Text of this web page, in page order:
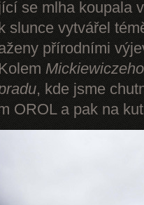
se mlha koupala
slunce vytvářel
přírodními
, kde jsme
OROL a pak na